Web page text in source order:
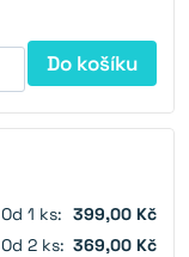
Do košíku
Od 1 ks: 399,00 Kč
Od 2 ks: 369,00 Kč